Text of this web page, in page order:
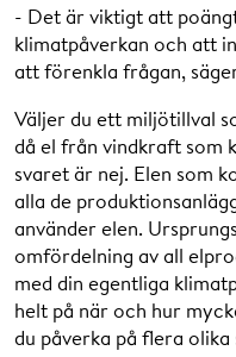
- Det är viktigt att
klimatpåverkan och att
att förenkla frågan,
Väljer du ett miljötillval
då el från vindkraft som
svaret är nej. Elen som
alla de
använder elen.
omfördelning av all
med din egentliga
helt på när och hur
du påverka på flera olika